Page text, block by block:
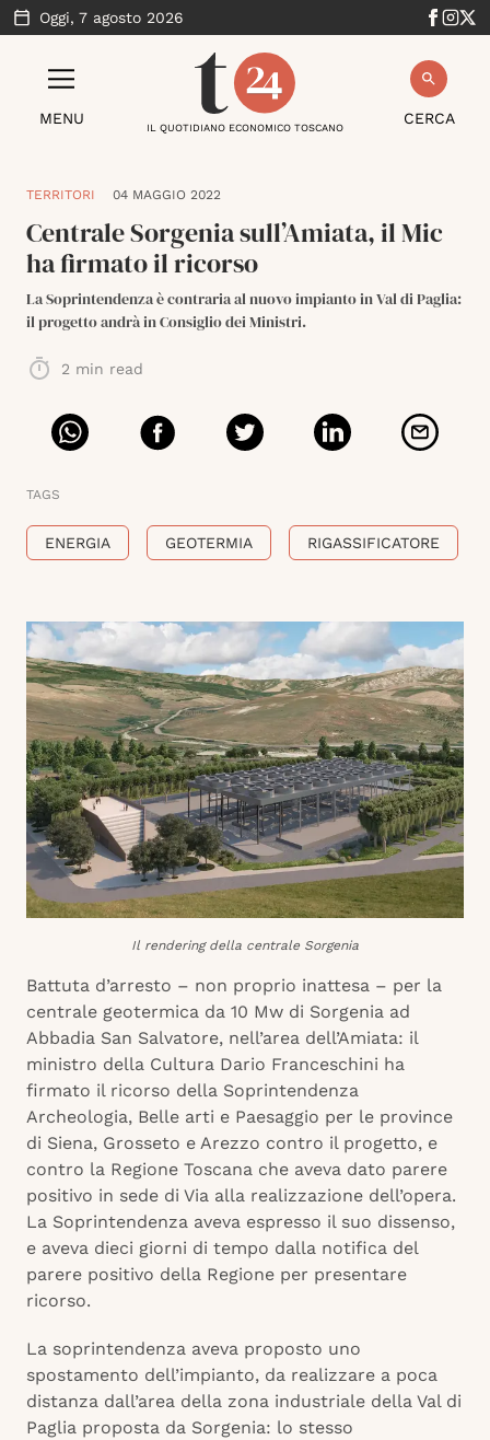
Oggi, 7 agosto 2026
MENU CERCA
IL QUOTIDIANO ECONOMICO TOSCANO
TERRITORI 04 MAGGIO 2022
Centrale Sorgenia sull’Amiata, il Mic
ha firmato il ricorso
La Soprintendenza è contraria al nuovo impianto in Val di Paglia:
il progetto andrà in Consiglio dei Ministri.
2 min read
TAGS
ENERGIA GEOTERMIA RIGASSIFICATORE
Il rendering della centrale Sorgenia
Battuta d’arresto – non proprio inattesa – per la
centrale geotermica da 10 Mw di Sorgenia ad
Abbadia San Salvatore, nell’area dell’Amiata: il
ministro della Cultura Dario Franceschini ha
firmato il ricorso della Soprintendenza
Archeologia, Belle arti e Paesaggio per le province
di Siena, Grosseto e Arezzo contro il progetto, e
contro la Regione Toscana che aveva dato parere
positivo in sede di Via alla realizzazione dell’opera.
La Soprintendenza aveva espresso il suo dissenso,
e aveva dieci giorni di tempo dalla notifica del
parere positivo della Regione per presentare
ricorso.
La soprintendenza aveva proposto uno
spostamento dell’impianto, da realizzare a poca
distanza dall’area della zona industriale della Val di
Paglia proposta da Sorgenia: lo stesso